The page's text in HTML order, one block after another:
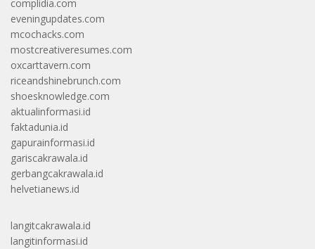
complidia.com
eveningupdates.com
mcochacks.com
mostcreativeresumes.com
oxcarttavern.com
riceandshinebrunch.com
shoesknowledge.com
aktualinformasi.id
faktadunia.id
gapurainformasi.id
gariscakrawala.id
gerbangcakrawala.id
helvetianews.id
langitcakrawala.id
langitinformasi.id